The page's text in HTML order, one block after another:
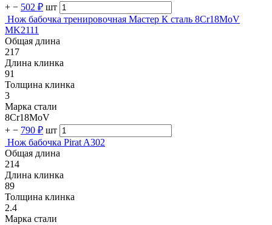
+ − 502 ₽ шт
Нож бабочка тренировочная Мастер К сталь 8Cr18MoV
MK2111
Общая длина
217
Длина клинка
91
Толщина клинка
3
Марка стали
8Cr18MoV
+ − 790 ₽ шт
Нож бабочка Pirat A302
Общая длина
214
Длина клинка
89
Толщина клинка
2.4
Марка стали